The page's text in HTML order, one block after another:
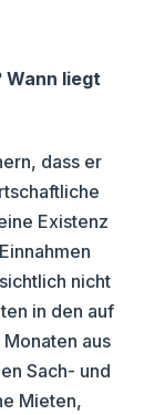
Wann liegt
dass er
Existenz
nicht
in den auf
aus
Sach- und
Mieten,